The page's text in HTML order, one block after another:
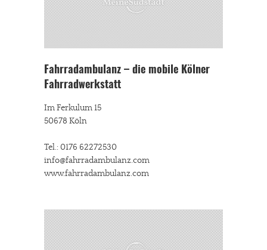
Fahrradambulanz – die mobile Kölner
Fahrradwerkstatt
Im Ferkulum 15
50678 Köln
Tel.: 0176 62272530
info@fahrradambulanz.com
www.fahrradambulanz.com